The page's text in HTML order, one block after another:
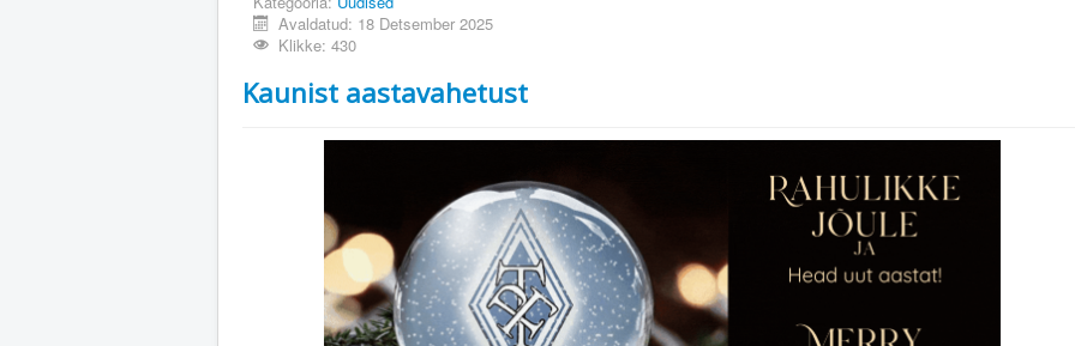
Avaldatud: 18 Detsember 2025
Klikke: 430
Kaunist aastavahetust